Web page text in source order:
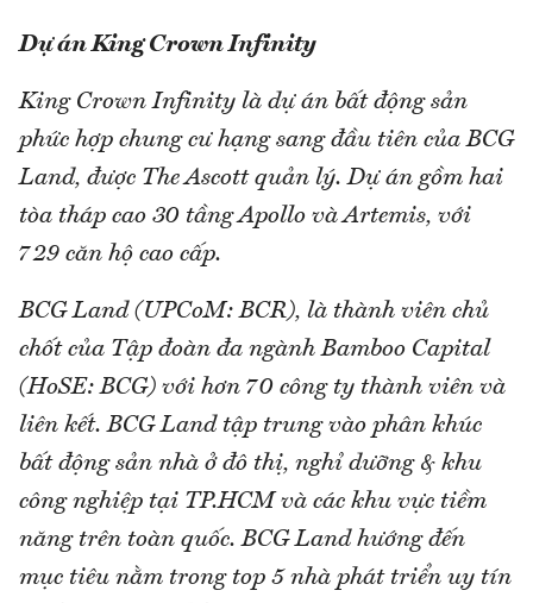
Dự án King Crown Infinity
King Crown Infinity là dự án bất động sản
phức hợp chung cư hạng sang đầu tiên của BCG
Land, được The Ascott quản lý. Dự án gồm hai
tòa tháp cao 30 tầng Apollo và Artemis, với
729 căn hộ cao cấp.
BCG Land (UPCoM: BCR), là thành viên chủ
chốt của Tập đoàn đa ngành Bamboo Capital
(HoSE: BCG) với hơn 70 công ty thành viên và
liên kết. BCG Land tập trung vào phân khúc
bất động sản nhà ở đô thị, nghỉ dưỡng & khu
công nghiệp tại TP.HCM và các khu vực tiềm
năng trên toàn quốc. BCG Land hướng đến
mục tiêu nằm trong top 5 nhà phát triển uy tín